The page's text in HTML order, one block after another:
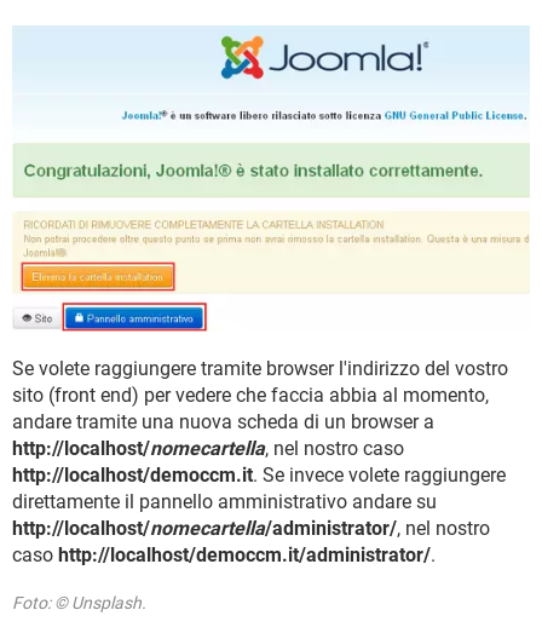
Se volete raggiungere tramite browser l'indirizzo del vostro
sito (front end) per vedere che faccia abbia al momento,
andare tramite una nuova scheda di un browser a
http://localhost/nomecartella, nel nostro caso
http://localhost/democcm.it. Se invece volete raggiungere
direttamente il pannello amministrativo andare su
http://localhost/nomecartella/administrator/, nel nostro
caso http://localhost/democcm.it/administrator/.
Foto: © Unsplash.